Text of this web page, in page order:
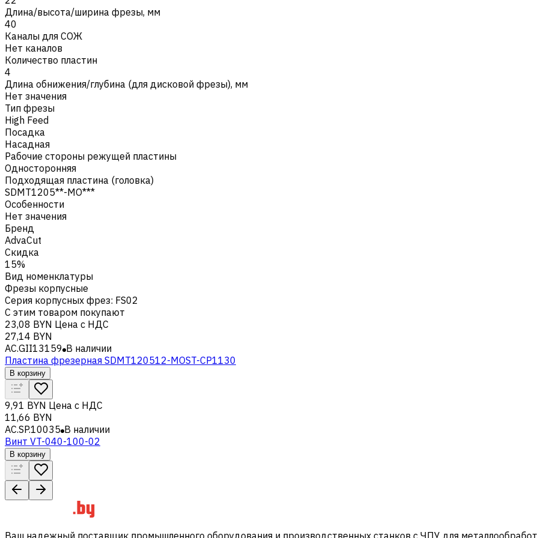
Длина/высота/ширина фрезы, мм
40
Каналы для СОЖ
Нет каналов
Количество пластин
4
Длина обнижения/глубина (для дисковой фрезы), мм
Нет значения
Тип фрезы
High Feed
Посадка
Насадная
Рабочие стороны режущей пластины
Односторонняя
Подходящая пластина (головка)
SDMT1205**-MO***
Особенности
Нет значения
Бренд
AdvaCut
Скидка
15%
Вид номенклатуры
Фрезы корпусные
Серия корпусных фрез: FS02
С этим товаром покупают
23,08 BYN Цена с НДС
27,14 BYN
AC.GII13159 В наличии
Пластина фрезерная SDMT120512-MOST-CP1130
В корзину
9,91 BYN Цена с НДС
11,66 BYN
AC.SP.10035 В наличии
Винт VT-040-100-02
В корзину
Ваш надежный поставщик промышленного оборудования и производственных станков с ЧПУ для